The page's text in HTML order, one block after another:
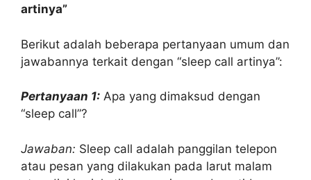
artinya”
Berikut adalah beberapa pertanyaan umum dan
jawabannya terkait dengan “sleep call artinya”:
Pertanyaan 1: Apa yang dimaksud dengan
“sleep call”?
Jawaban: Sleep call adalah panggilan telepon
atau pesan yang dilakukan pada larut malam